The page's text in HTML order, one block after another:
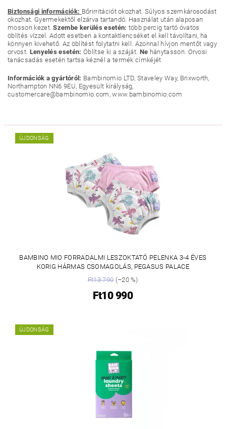
Biztonsági információk: Bőrirritációt okozhat. Súlyos szemkárosodást
okozhat. Gyermekektől elzárva tartandó. Használat után alaposan
mosson kezet.Szembe kerülés esetén: több percig tartó óvatos
öblítés vízzel. Adott esetben a kontaktlencséket el kell távolítani, ha
könnyen kivehető. Az öblítést folytatni kell. Azonnal hívjon mentőt vagy
orvost. Lenyelés esetén: Öblítse ki a száját. Ne hánytasson. Orvosi
tanácsadás esetén tartsa kéznél a termék címkéjét
Információk a gyártóról: Bambinomio LTD, Staveley Way, Brixworth,
Northampton NN6 9EU, Egyesült királyság,
customercare@bambinomio.com, www.bambinomio.com
ÚJDONSÁG
BAMBINO MIO FORRADALMI LESZOKTATÓ PELENKA 3-4 ÉVES
KORIG HÁRMAS CSOMAGOLÁS, PEGASUS PALACE
Ft13 790(–20 %)
Ft10 990
ÚJDONSÁG